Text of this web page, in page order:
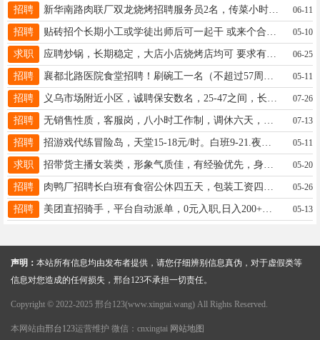
招聘 新华南路肉联厂双龙烧烤招聘服务员2名，传菜小时工2名下午7-12点，电话18833471888 06-11
招聘 05-10
求职 应聘炒锅，长期稳定，大店小店烧烤店均可 要求有公休， 联系电话15933726634.微信同号 06-25
招聘 05-11
招聘 07-26
招聘 07-13
招聘 05-11
求职 招带货主播女装类，形象气质佳，有经验优先，身高160以上，18131979520 05-20
招聘 05-26
招聘 美团直招骑手，平台自动派单，0元入职,日入200+，经验不限，会骑车看导航18-55周岁.联系19041590506 05-13
声明： 本站所有信息均由发布者提供，请您仔细辨别信息真伪，对于虚假类等
信息对您造成的任何损失，邢台123不承担一切责任。
Copyright © 2022-2025 邢台123(www.xingtai.wang) All Rights Reserved.
本网站由邢台123运营维护 微信：cnxingtai 网站地图